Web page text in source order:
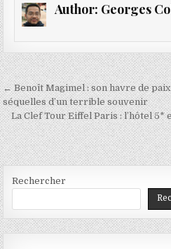
Author: Georges
Navigation
de
l’article
← Benoît Magimel : son havre de
séquelles d’un terrible souvenir
La Clef Tour Eiffel Paris : l’hôtel 5*
Rechercher